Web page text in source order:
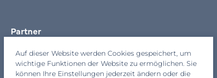
Auf dieser Website werden Cookies gespeichert, um
wichtige Funktionen der Website zu ermöglichen. Sie
können Ihre Einstellungen jederzeit ändern oder die
Partner
Kontakt
Newsletter